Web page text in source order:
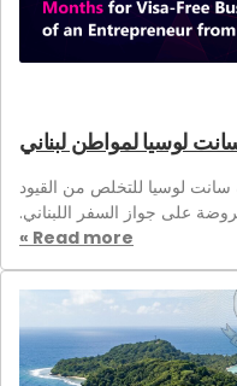
لوسيا لمواطن لبناني
لوسيا للتخلص من القيود
على جواز السفر اللبناني.
Read more »